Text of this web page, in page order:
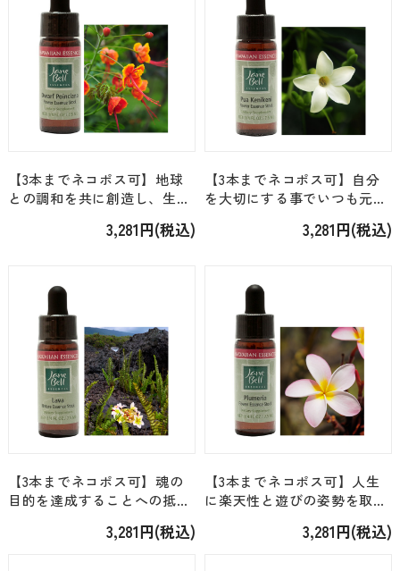
【3本までネコポス可】地球
との調和を共に創造し、生命
ハワイアン＞「ドワーフポイ
3,281円(税込)
【3本までネコポス可】自分
を大切にする事でいつも元気
ベル・ハワイアン＞「プアケ
3,281円(税込)
【3本までネコポス可】魂の
目的を達成することへの抵抗
ル・ハワイアン＞「ラバ」
3,281円(税込)
【3本までネコポス可】人生
に楽天性と遊びの姿勢を取り
イアン＞「プルメリア」
3,281円(税込)